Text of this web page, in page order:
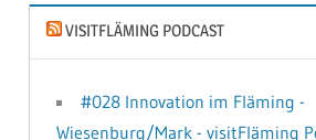
VISITFLÄMING PODCAST
#028 Innovation im Fläming -
Wiesenburg/Mark - visitFläming